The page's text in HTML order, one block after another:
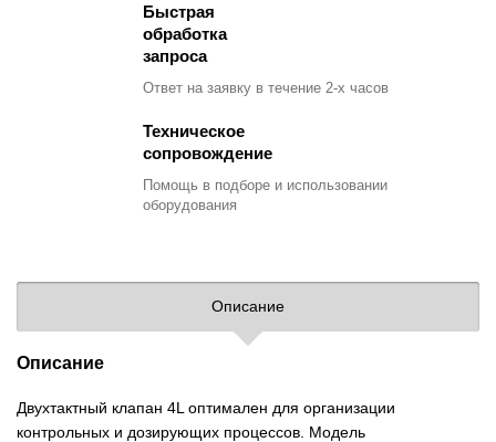
Быстрая
обработка
запроса
Ответ на заявку в течение 2-х часов
Техническое
сопровождение
Помощь в подборе и использовании
оборудования
Описание
Описание
Двухтактный клапан 4L оптимален для организации
контрольных и дозирующих процессов. Модель